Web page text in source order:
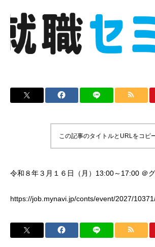
この記事のタイトルとURLをコピ
令和８年３月１６日（月）13:00～17:00 ＠
https://job.mynavi.jp/conts/event/2027/